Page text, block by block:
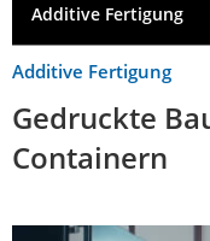
Additive Fertigung
Additive Fertigung
Gedruckte
Containern